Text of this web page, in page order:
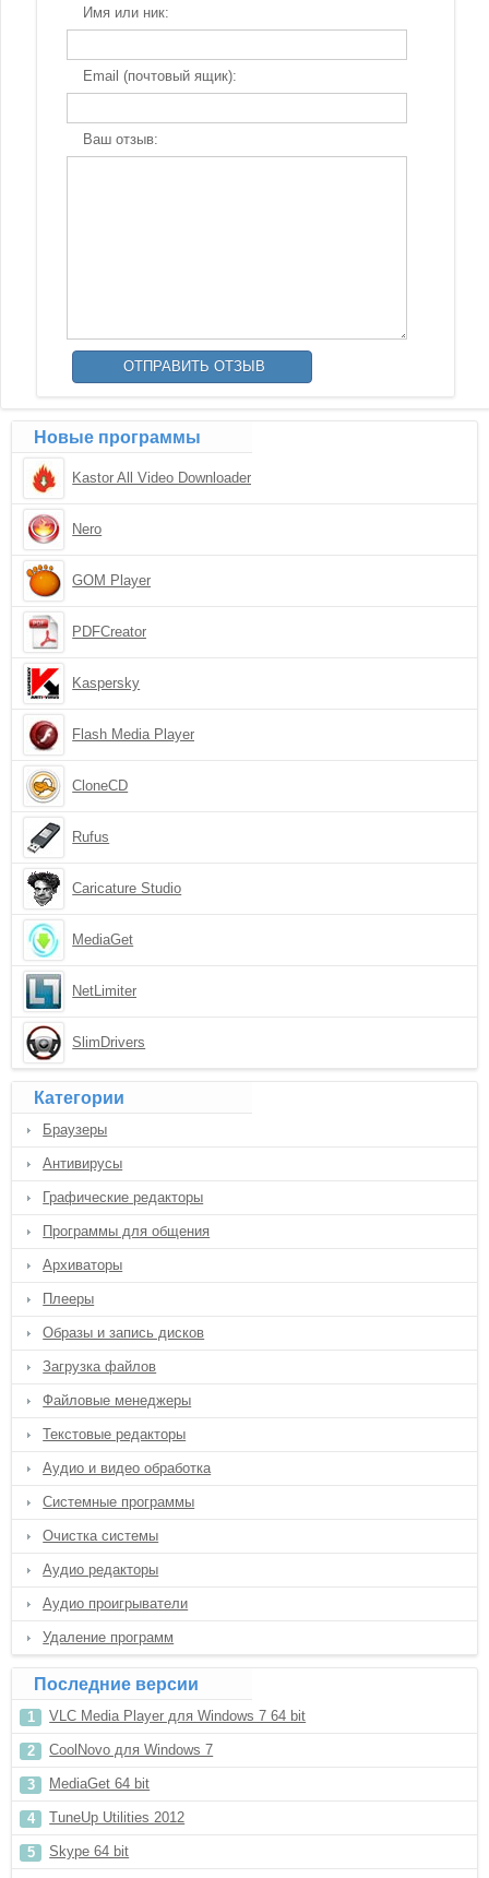
Имя или ник:
Email (почтовый ящик):
Ваш отзыв:
Новые программы
Kastor All Video Downloader
Nero
GOM Player
PDFCreator
Kaspersky
Flash Media Player
CloneCD
Rufus
Caricature Studio
MediaGet
NetLimiter
SlimDrivers
Категории
Браузеры
Антивирусы
Графические редакторы
Программы для общения
Архиваторы
Плееры
Образы и запись дисков
Загрузка файлов
Файловые менеджеры
Текстовые редакторы
Аудио и видео обработка
Системные программы
Очистка системы
Аудио редакторы
Аудио проигрыватели
Удаление программ
Последние версии
VLC Media Player для Windows 7 64 bit
CoolNovo для Windows 7
MediaGet 64 bit
TuneUp Utilities 2012
Skype 64 bit